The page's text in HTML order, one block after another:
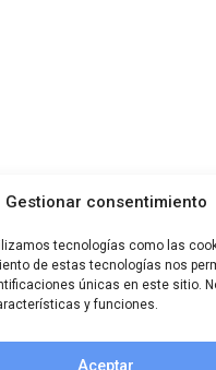
Gestionar consentimiento
tecnologías como las
de estas tecnologías nos
únicas en este sitio.
y funciones.
Aceptar